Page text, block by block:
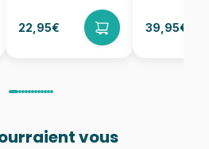
22,95€ 39,95€
vous